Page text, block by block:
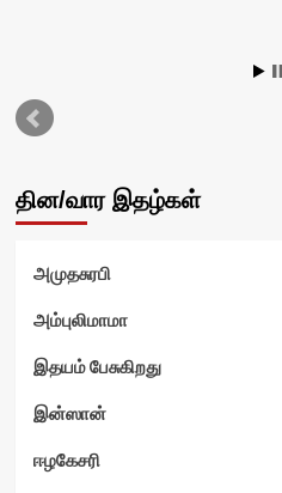
தின/வார இதழ்கள்
அமுதசுரபி
அம்புலிமாமா
இதயம் பேசுகிறது
இன்ஸான்
ஈழகேசரி